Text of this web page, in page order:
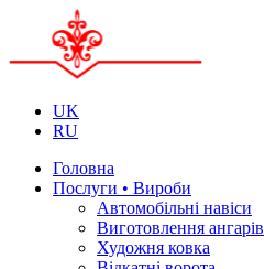
UK
RU
Головна
Послуги • Вироби
Автомобільні навіси
Виготовлення ангарів
Художня ковка